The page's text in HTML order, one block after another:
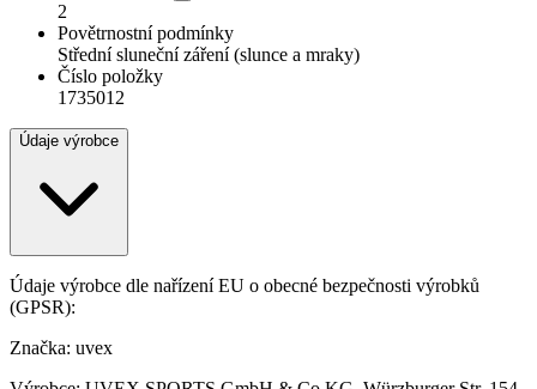
2
Povětrnostní podmínky
Střední sluneční záření (slunce a mraky)
Číslo položky
1735012
Údaje výrobce
Údaje výrobce dle nařízení EU o obecné bezpečnosti výrobků
(GPSR):
Značka: uvex